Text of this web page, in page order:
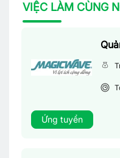
VIỆC LÀM CÙNG
Ứng tuyển